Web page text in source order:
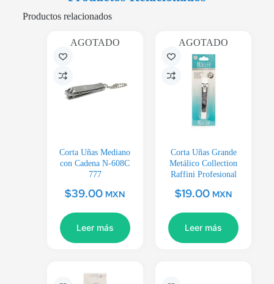
Productos relacionados
AGOTADO
Corta Uñas Mediano
con Cadena N-608C
777
$39.00 MXN
Leer más
AGOTADO
Corta Uñas Grande
Metálico Collection
Raffini Profesional
$19.00 MXN
Leer más